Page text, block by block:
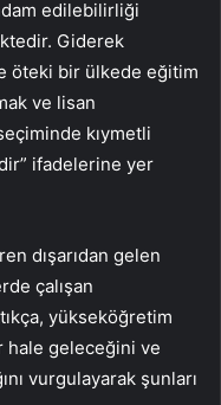
edilebilirliği
Giderek
öteki bir ülkede eğitim
ve lisan
kıymetli
ifadelerine yer
dışarıdan gelen
çalışan
yükseköğretim
hale geleceğini ve
vurgulayarak şunları